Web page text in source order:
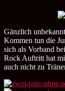
Gänzlich
Kommen tun die
sich als Vorband
Rock Auftritt hat
auch nicht zu